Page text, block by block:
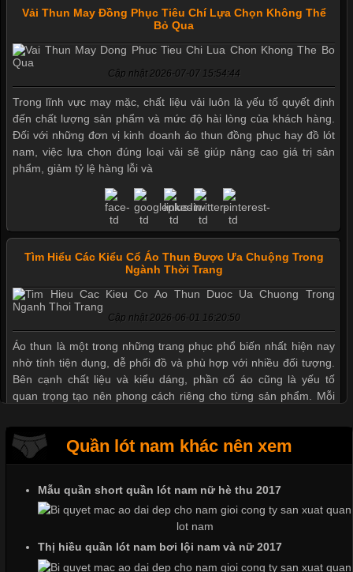
Vải Thun May Đồng Phục Tiêu Chí Lựa Chọn Không Thể
Bỏ Qua
Cập nhật 2026-07-07 15:54:44
Trong lĩnh vực may mặc, chất liệu vải luôn là yếu tố quyết định
đến chất lượng sản phẩm và mức độ hài lòng của khách hàng.
Đối với những đơn vị kinh doanh áo thun đồng phục hay đồ lót
nam, việc lựa chọn đúng loại vải sẽ giúp nâng cao giá trị sản
phẩm, giảm tỷ lệ hàng lỗi và
Tìm Hiểu Các Kiểu Cổ Áo Thun Được Ưa Chuộng Trong
Ngành Thời Trang
Cập nhật 2026-06-01 16:20:50
Áo thun là một trong những trang phục phổ biến nhất hiện nay
nhờ tính tiện dụng, dễ phối đồ và phù hợp với nhiều đối tượng.
Bên cạnh chất liệu và kiểu dáng, phần cổ áo cũng là yếu tố
quan trọng tạo nên phong cách riêng cho từng sản phẩm. Mỗi
Những Mẫu Áo Thun Đồng Phục Công Ty Được Ưa
Chuộng Hiện Nay
Cập nhật 2026-06-01 14:23:34
Quần lót nam khác nên xem
Mẫu quần short quần lót nam nữ hè thu 2017
Thị hiều quần lót nam bơi lội nam và nữ 2017